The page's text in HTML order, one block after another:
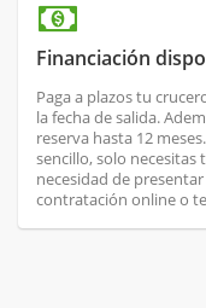
Financiación
Paga a plazos tu
la fecha de salida.
reserva hasta 12
sencillo, solo necesitas
necesidad de
contratación online o